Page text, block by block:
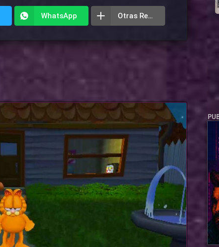
WhatsApp Otras Redes